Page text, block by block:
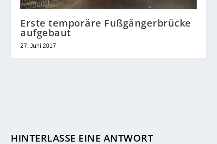
Erste temporäre Fußgängerbrücke
aufgebaut
27. Juni 2017
HINTERLASSE EINE ANTWORT